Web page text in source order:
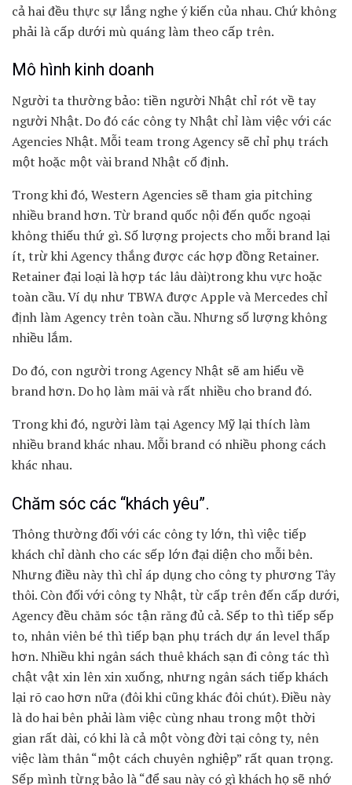
cả hai đều thực sự lắng nghe ý kiến của nhau. Chứ không
phải là cấp dưới mù quáng làm theo cấp trên.
Mô hình kinh doanh
Người ta thường bảo: tiền người Nhật chỉ rót về tay
người Nhật. Do đó các công ty Nhật chỉ làm việc với các
Agencies Nhật. Mỗi team trong Agency sẽ chỉ phụ trách
một hoặc một vài brand Nhật cố định.
Trong khi đó, Western Agencies sẽ tham gia pitching
nhiều brand hơn. Từ brand quốc nội đến quốc ngoại
không thiếu thứ gì. Số lượng projects cho mỗi brand lại
ít, trừ khi Agency thắng được các hợp đồng Retainer.
Retainer đại loại là hợp tác lâu dài)trong khu vực hoặc
toàn cầu. Ví dụ như TBWA được Apple và Mercedes chỉ
định làm Agency trên toàn cầu. Nhưng số lượng không
nhiều lắm.
Do đó, con người trong Agency Nhật sẽ am hiểu về
brand hơn. Do họ làm mãi và rất nhiều cho brand đó.
Trong khi đó, người làm tại Agency Mỹ lại thích làm
nhiều brand khác nhau. Mỗi brand có nhiều phong cách
khác nhau.
Chăm sóc các “khách yêu”.
Thông thường đối với các công ty lớn, thì việc tiếp
khách chỉ dành cho các sếp lớn đại diện cho mỗi bên.
Nhưng điều này thì chỉ áp dụng cho công ty phương Tây
thôi. Còn đối với công ty Nhật, từ cấp trên đến cấp dưới,
Agency đều chăm sóc tận răng đủ cả. Sếp to thì tiếp sếp
to, nhân viên bé thì tiếp bạn phụ trách dự án level thấp
hơn. Nhiều khi ngân sách thuê khách sạn đi công tác thì
chật vật xin lên xin xuống, nhưng ngân sách tiếp khách
lại rõ cao hơn nữa (đôi khi cũng khác đôi chút). Điều này
là do hai bên phải làm việc cùng nhau trong một thời
gian rất dài, có khi là cả một vòng đời tại công ty, nên
việc làm thân “một cách chuyên nghiệp” rất quan trọng.
Sếp mình từng bảo là “để sau này có gì khách họ sẽ nhớ